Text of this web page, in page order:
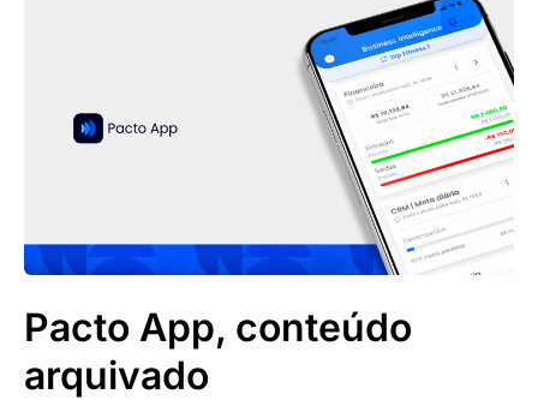
Pacto App, conteúdo
arquivado